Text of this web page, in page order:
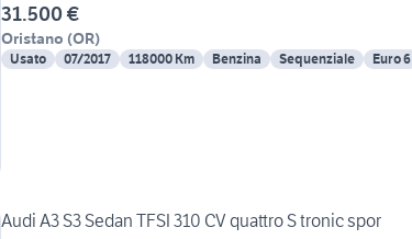
31.500 €
Oristano (OR)
Usato 07/2017 118000 Km Benzina Sequenziale Euro 6
Audi A3 S3 Sedan TFSI 310 CV quattro S tronic spor